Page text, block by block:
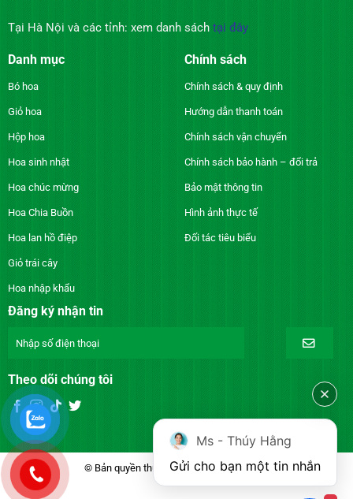
Tại Hà Nội và các tỉnh: xem danh sách tại đây
Danh mục
Bó hoa
Giỏ hoa
Hộp hoa
Hoa sinh nhật
Hoa chúc mừng
Hoa Chia Buồn
Hoa lan hồ điệp
Giỏ trái cây
Hoa nhập khẩu
Chính sách
Chính sách & quy định
Hướng dẫn thanh toán
Chính sách vận chuyển
Chính sách bảo hành – đổi trả
Bảo mật thông tin
Hình ảnh thực tế
Đối tác tiêu biểu
Đăng ký nhận tin
Theo dõi chúng tôi
© Bản quyền thuộc về DienhoaXANH.com
Ms - Thúy Hằng
Gửi cho bạn một tin nhắn